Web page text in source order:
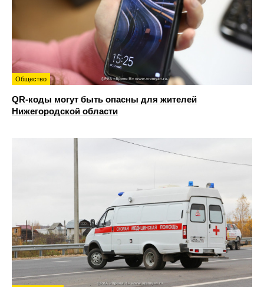
Общество
QR-коды могут быть опасны для жителей
Нижегородской области